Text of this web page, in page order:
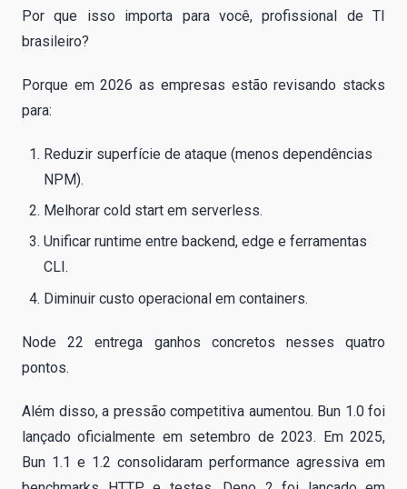
Por que isso importa para você, profissional de TI
brasileiro?
Porque em 2026 as empresas estão revisando stacks
para:
Reduzir superfície de ataque (menos dependências
NPM).
Melhorar cold start em serverless.
Unificar runtime entre backend, edge e ferramentas
CLI.
Diminuir custo operacional em containers.
Node 22 entrega ganhos concretos nesses quatro
pontos.
Além disso, a pressão competitiva aumentou. Bun 1.0 foi
lançado oficialmente em setembro de 2023. Em 2025,
Bun 1.1 e 1.2 consolidaram performance agressiva em